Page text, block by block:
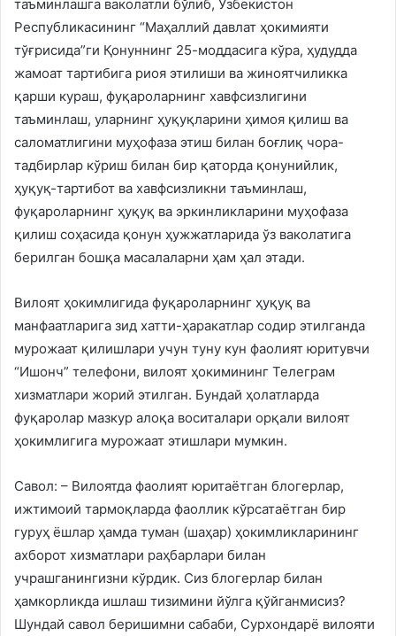
таъминлашга ваколатли бўлиб, Ўзбекистон
Республикасининг “Маҳаллий давлат ҳокимияти
тўғрисида”ги Қонуннинг 25-моддасига кўра, ҳудудда
жамоат тартибига риоя этилиши ва жиноятчиликка
қарши кураш, фуқароларнинг хавфсизлигини
таъминлаш, уларнинг ҳуқуқларини ҳимоя қилиш ва
саломатлигини муҳофаза этиш билан боғлиқ чора-
тадбирлар кўриш билан бир қаторда қонунийлик,
ҳуқуқ-тартибот ва хавфсизликни таъминлаш,
фуқароларнинг ҳуқуқ ва эркинликларини муҳофаза
қилиш соҳасида қонун ҳужжатларида ўз ваколатига
берилган бошқа масалаларни ҳам ҳал этади.
Вилоят ҳокимлигида фуқароларнинг ҳуқуқ ва
манфаатларига зид хатти-ҳаракатлар содир этилганда
мурожаат қилишлари учун туну кун фаолият юритувчи
“Ишонч” телефони, вилоят ҳокимининг Телеграм
хизматлари жорий этилган. Бундай ҳолатларда
фуқаролар мазкур алоқа воситалари орқали вилоят
ҳокимлигига мурожаат этишлари мумкин.
Савол: – Вилоятда фаолият юритаётган блогерлар,
ижтимоий тармоқларда фаоллик кўрсатаётган бир
гуруҳ ёшлар ҳамда туман (шаҳар) ҳокимликларининг
ахборот хизматлари раҳбарлари билан
учрашганингизни кўрдик. Сиз блогерлар билан
ҳамкорликда ишлаш тизимини йўлга қўйганмисиз?
Шундай савол беришимни сабаби, Сурхондарё вилояти